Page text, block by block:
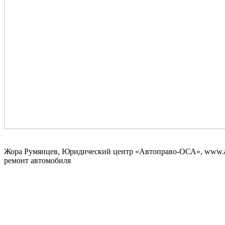
Жора Румянцев, Юридический центр «Автоправо-ОСА»,
ремонт автомобиля